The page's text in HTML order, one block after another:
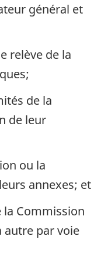
général et
relève de la
de la
de leur
ou la
annexes; et
Commission
autre par voie